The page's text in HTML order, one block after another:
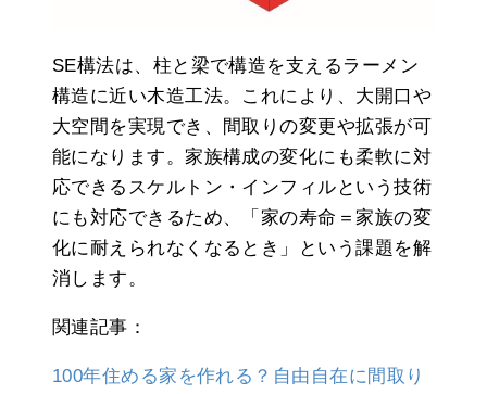
SE構法は、柱と梁で構造を支えるラーメン
構造に近い木造工法。これにより、大開口や
大空間を実現でき、間取りの変更や拡張が可
能になります。家族構成の変化にも柔軟に対
応できるスケルトン・インフィルという技術
にも対応できるため、「家の寿命＝家族の変
化に耐えられなくなるとき」という課題を解
消します。
関連記事：
100年住める家を作れる？自由自在に間取り